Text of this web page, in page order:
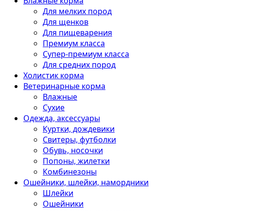
Для мелких пород
Для щенков
Для пищеварения
Премиум класса
Супер-премиум класса
Для средних пород
Холистик корма
Ветеринарные корма
Влажные
Сухие
Одежда, аксессуары
Куртки, дождевики
Свитеры, футболки
Обувь, носочки
Попоны, жилетки
Комбинезоны
Ошейники, шлейки, намордники
Шлейки
Ошейники